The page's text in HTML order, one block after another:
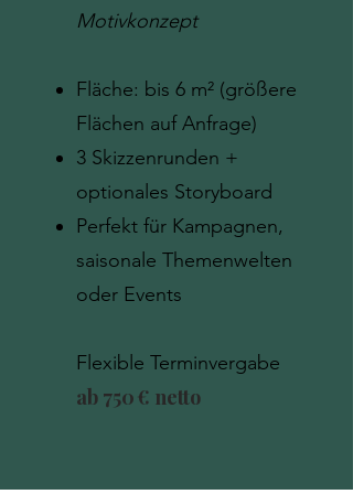
Motivkonzept
Fläche: bis 6 m² (größere
Flächen auf Anfrage)
3 Skizzenrunden +
optionales Storyboard
Perfekt für Kampagnen,
saisonale Themenwelten
oder Events
Flexible Terminvergabe
ab 750 € netto